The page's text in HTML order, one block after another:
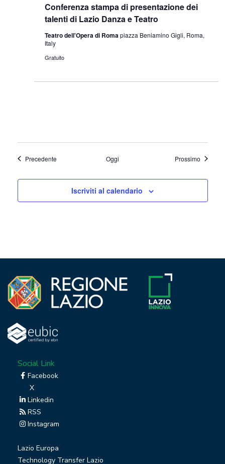
Conferenza stampa di presentazione dei
talenti di Lazio Danza e Teatro
Teatro dell'Opera di Romapiazza Beniamino Gigli, Roma,
Italy
Gratuito
PrecedenteEventi Oggi ProssimoEventi
Iscriviti al calendario
Social Link
Facebook
X
Linkedin
RSS
Instagram
Lazio Europa
Technology Transfer Lazio